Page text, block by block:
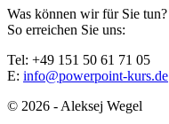
Was können wir für Sie tun?
So erreichen Sie uns:
Tel: +49 151 50 61 71 05
E: info@powerpoint-kurs.de
© 2026 - Aleksej Wegel